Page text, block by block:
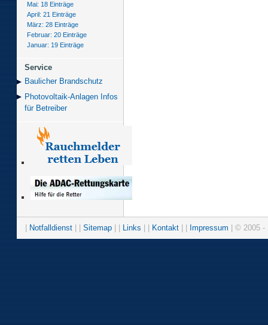
Mai: 18 Einträge
April: 21 Einträge
März: 28 Einträge
Februar: 20 Einträge
Januar: 19 Einträge
Service
Baulicher Brand­schutz
Photovoltaik-Anlagen Infos
für Betreiber
Notfalldienst Sitemap Links Kontakt Impressum | © 2005 -